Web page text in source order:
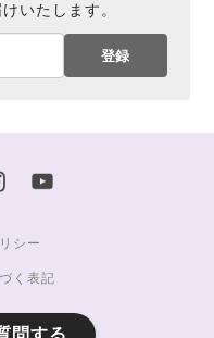
いたします。
登録
シー
く表記
Reserved.
問する